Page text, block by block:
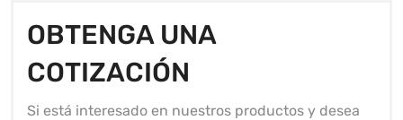
OBTENGA UNA
COTIZACIÓN
Si está interesado en nuestros productos y desea